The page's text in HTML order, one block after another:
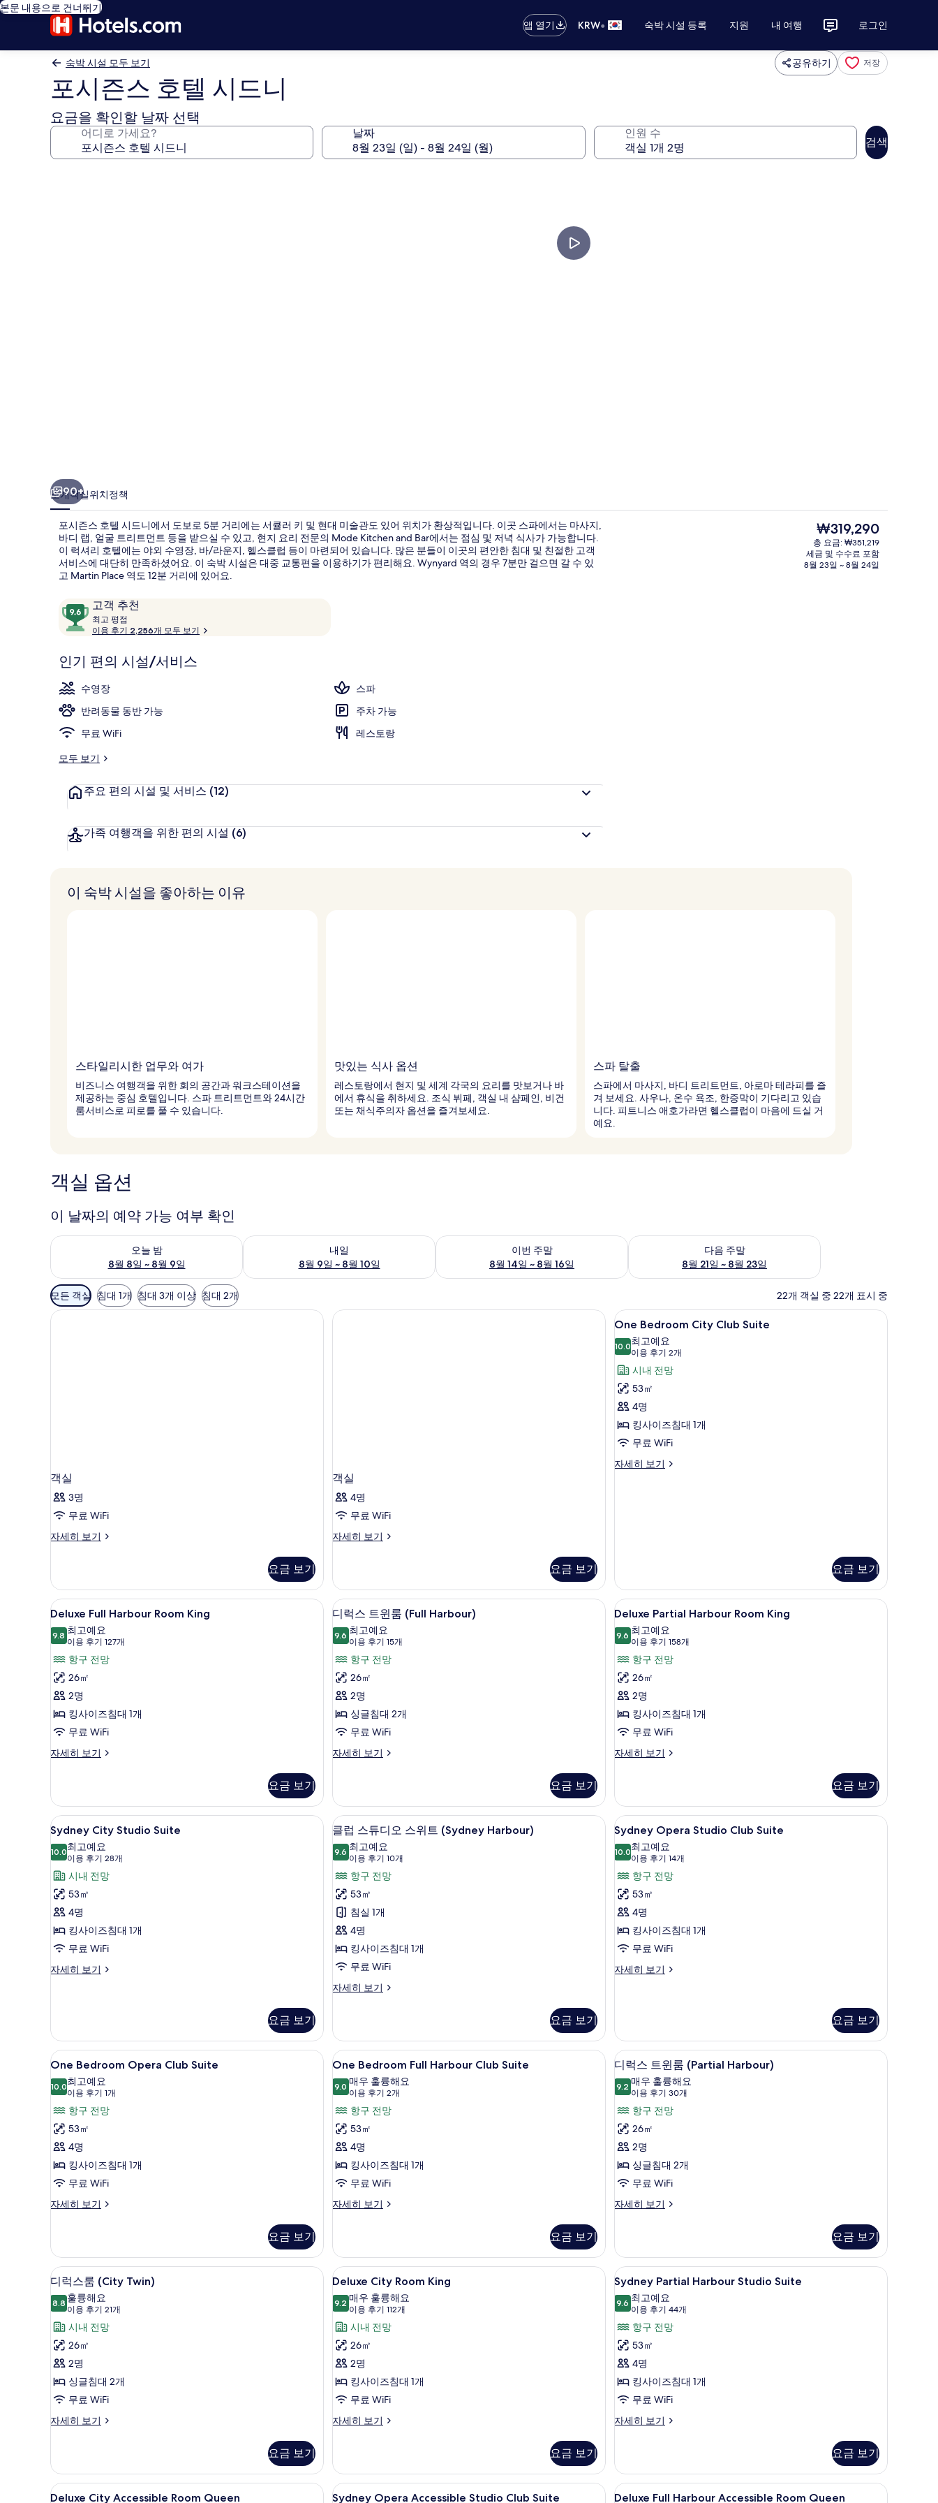
본문 내용으로 건너뛰기
앱 열기
KRW• 숙박 시설 등록 지원 내 여행 로그인
숙박 시설 모두 보기 공유하기 저장
포시즌스 호텔 시드니
요금을 확인할 날짜 선택
어디로 가세요? 날짜 인원 수
검색
리
클럽 스튜디오 스위트 (Sydney Harbour) | 객실에서 보이는 전망
로비 라운지
90+
소개객실위치정책
포시즌스 호텔 시드니에서 도보로 5분 거리에는 서큘러 키 및 현대 미술관도 있어 위치가 환상적입니다. 이곳 스파에서는 마사지,
바디 랩, 얼굴 트리트먼트 등을 받으실 수 있고, 현지 요리 전문의 Mode Kitchen and Bar에서는 점심 및 저녁 식사가 가능합니다.
이 럭셔리 호텔에는 야외 수영장, 바/라운지, 헬스클럽 등이 마련되어 있습니다. 많은 분들이 이곳의 편안한 침대 및 친절한 고객
서비스에 대단히 만족하셨어요. 이 숙박 시설은 대중 교통편을 이용하기가 편리해요. Wynyard 역의 경우 7분만 걸으면 갈 수 있
고 Martin Place 역도 12분 거리에 있어요.
이
용
후
고객 추천
10
점
만
중
9.6
점,
고
객
추
천
최고 평점
고
평
점
이용 후기 2,256개 모두 보기
인기 편의 시설/서비스
수영장
스파
반려동물 동반 가능
주차 가능
무료 WiFi
레스토랑
모두 보기
주요 편의 시설 및 서비스 (12)
가족 여행객을 위한 편의 시설 (6)
현
재
가
격
₩319,290
총 요금: ₩351,219
세금 및 수수료 포함
8월 23일 ~ 8월 24일
이 숙박 시설을 좋아하는 이유
스타일리시한 업무와 여가
비즈니스 여행객을 위한 회의 공간과 워크스테이션을
제공하는 중심 호텔입니다. 스파 트리트먼트와 24시간
룸서비스로 피로를 풀 수 있습니다.
맛있는 식사 옵션
레스토랑에서 현지 및 세계 각국의 요리를 맛보거나 바
에서 휴식을 취하세요. 조식 뷔페, 객실 내 샴페인, 비건
또는 채식주의자 옵션을 즐겨보세요.
스파 탈출
스파에서 마사지, 바디 트리트먼트, 아로마 테라피를 즐
겨 보세요. 사우나, 온수 욕조, 한증막이 기다리고 있습
니다. 피트니스 애호가라면 헬스클럽이 마음에 드실 거
예요.
객실 옵션
이 날짜의 예약 가능 여부 확인
오늘 밤
8월 8일 ~ 8월 9일
오늘 밤 예약 가능 여부 확인, 8월 8일 ~ 8월 9일
내일
8월 9일 ~ 8월 10일
내일 예약 가능 여부 확인, 8월 9일 ~ 8월 10일
이번 주말
8월 14일 ~ 8월 16일
이번 주말 예약 가능 여부 확인, 8월 14일 ~ 8월 16일
다음 주말
8월 21일 ~ 8월 23일
다음 주말 예약 가능 여부 확인, 8월 21일 ~ 8월 23일
객
실
에
모든 객실 침대 1개 침대 3개 이상 침대 2개 22개 객실 중 22개 표시 중
객실
3명
무료 WiFi
자세히 보기
객
히
보
기
요금 보기
객실
4명
무료 WiFi
자세히 보기
객
히
보
기
요금 보기
One
Bedroom
City
Club
Suite
사
진
모
두
보
고급 침구, 필로우탑 침대, 미니바, 객실 내 금고
5
One Bedroom City Club Suite
10.010.0점 만점 중 10점
최고예요
이용 후기 2개
(이
용
후
기
2
개)
시내 전망
53㎡
4명
킹사이즈침대 1개
무료 WiFi
자세히 보기
One
요금 보기
Deluxe
Full
Harbour
Room
King
사
진
모
두
보
고급 침구, 필로우탑 침대, 미니바, 객실 내 금고
6
Deluxe Full Harbour Room King
9.89.8점 만점 중 10점
최고예요
이용 후기 127개
(이
용
후
기
127
개)
항구 전망
26㎡
2명
킹사이즈침대 1개
무료 WiFi
자세히 보기
Deluxe
King
자
세
히
보
요금 보기
디
럭
스
트
윈
룸
(Full
Harbour)
사
두
보
기
디럭스 트윈룸 (Full Harbour) | 고급 침구, 필로우탑 침대, 미니바, 객실 내 금고
5
디럭스 트윈룸 (Full Harbour)
9.69.6점 만점 중 10점
최고예요
이용 후기 15개
(이
용
후
기
개)
항구 전망
26㎡
2명
싱글침대 2개
무료 WiFi
자세히 보기
디
윈
룸
(Full
Harbour)
자
히
보
기
요금 보기
Deluxe
Partial
Harbour
Room
King
사
진
모
두
보
고급 침구, 필로우탑 침대, 미니바, 객실 내 금고
5
Deluxe Partial Harbour Room King
9.69.6점 만점 중 10점
최고예요
이용 후기 158개
(이
용
후
기
158
개)
항구 전망
26㎡
2명
킹사이즈침대 1개
무료 WiFi
자세히 보기
Deluxe
King
자
세
히
보
요금 보기
Sydney
City
Studio
Suite
사
진
모
두
기
고급 침구, 필로우탑 침대, 미니바, 객실 내 금고
5
Sydney City Studio Suite
10.010.0점 만점 중 10점
최고예요
이용 후기 28개
(이
용
후
기
28
개)
시내 전망
53㎡
4명
킹사이즈침대 1개
무료 WiFi
자세히 보기
Sydney
세
히
보
기
요금 보기
클
럽
스
튜
디
오
스
위
트
(Sydney
진
모
두
보
기
클럽 스튜디오 스위트 (Sydney Harbour) | 고급 침구, 필로우탑 침대, 미니바, 객실 내 금고
14
클럽 스튜디오 스위트 (Sydney Harbour)
9.69.6점 만점 중 10점
최고예요
이용 후기 10개
(이
용
후
기
10
개)
항구 전망
53㎡
침실 1개
4명
킹사이즈침대 1개
무료 WiFi
자세히 보기
클
디
오
스
트
(Sydney
Harbour)
자
세
히
보
요금 보기
Sydney
Opera
Studio
Club
Suite
사
진
모
두
보
고급 침구, 필로우탑 침대, 미니바, 객실 내 금고
7
Sydney Opera Studio Club Suite
10.010.0점 만점 중 10점
최고예요
이용 후기 14개
(이
용
후
기
개)
항구 전망
53㎡
4명
킹사이즈침대 1개
무료 WiFi
자세히 보기
Sydney
자
세
히
보
기
요금 보기
One
Bedroom
Opera
Club
Suite
사
진
모
두
보
고급 침구, 필로우탑 침대, 미니바, 객실 내 금고
5
One Bedroom Opera Club Suite
10.010.0점 만점 중 10점
최고예요
이용 후기 1개
(이
용
후
기
개)
항구 전망
53㎡
4명
킹사이즈침대 1개
무료 WiFi
자세히 보기
One
Suite
자
세
히
보
요금 보기
One
Bedroom
Full
Harbour
Club
Suite
사
진
모
두
기
One Bedroom Full Harbour Club Suite | 고급 침구, 필로우탑 침대, 미니바, 객실 내 금고
6
One Bedroom Full Harbour Club Suite
9.09.0점 만점 중 10점
매우 훌륭해요
이용 후기 2개
(이
용
후
기
개)
항구 전망
53㎡
4명
킹사이즈침대 1개
무료 WiFi
자세히 보기
One
Club
Suite
자
히
기
요금 보기
디
럭
스
트
윈
룸
(Partial
Harbour)
사
두
보
기
디럭스 트윈룸 (Partial Harbour) | 고급 침구,
6
디럭스 트윈룸 (Partial Harbour)
9.29.2점 만점 중 10점
매우 훌륭해요
이용 후기 30개
(이
용
후
기
30
개)
항구 전망
26㎡
2명
싱글침대 2개
무료 WiFi
자세히 보기
디
윈
룸
(Partial
Harbour)
자
히
보
기
요금 보기
디
럭
스
룸
(City
Twin)
사
진
모
기
고급 침구, 필로우탑 침대, 미니바, 객실 내 금고
5
디럭스룸 (City Twin)
8.88.8점 만점 중 10점
훌륭해요
이용 후기 21개
(이
용
후
기
개)
시내 전망
26㎡
2명
싱글침대 2개
무료 WiFi
자세히 보기
디
(City
Twin)
자
요금 보기
Deluxe
City
Room
King
사
진
모
두
기
고급 침구, 필로우탑 침대, 미니바, 객실 내 금고
5
Deluxe City Room King
9.29.2점 만점 중 10점
매우 훌륭해요
이용 후기 112개
(이
용
후
기
112
개)
시내 전망
26㎡
2명
킹사이즈침대 1개
무료 WiFi
자세히 보기
Deluxe
자
세
히
요금 보기
Sydney
Partial
Harbour
Studio
Suite
사
진
모
두
보
고급 침구, 필로우탑 침대, 미니바, 객실 내 금고
5
Sydney Partial Harbour Studio Suite
9.69.6점 만점 중 10점
최고예요
이용 후기 44개
(이
용
후
기
44
개)
항구 전망
53㎡
4명
킹사이즈침대 1개
무료 WiFi
자세히 보기
Sydney
Suite
자
세
요금 보기
Deluxe
고급 침구, 필로우탑 침대, 미니바, 객실 내 금고
5
Deluxe City Accessible Room Queen
Sydney
고급 침구, 필로우탑 침대, 미니바, 객실 내 금고
7
Sydney Opera Accessible Studio Club Suite
Deluxe
고급 침구, 필로우탑 침대, 미니바, 객실 내 금고
5
Deluxe Full Harbour Accessible Room Queen